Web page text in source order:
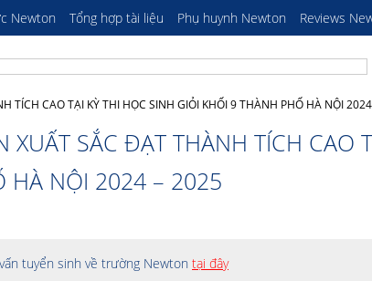
Newton Tổng hợp tài liệu Phụ huynh Newton Reviews
TÍCH CAO TẠI KỲ THI HỌC SINH GIỎI KHỐI 9 THÀNH PHỐ HÀ NỘI
SẮC ĐẠT THÀNH TÍCH CAO
HÀ NỘI 2024 – 2025
tuyển sinh về trường Newton tại đây